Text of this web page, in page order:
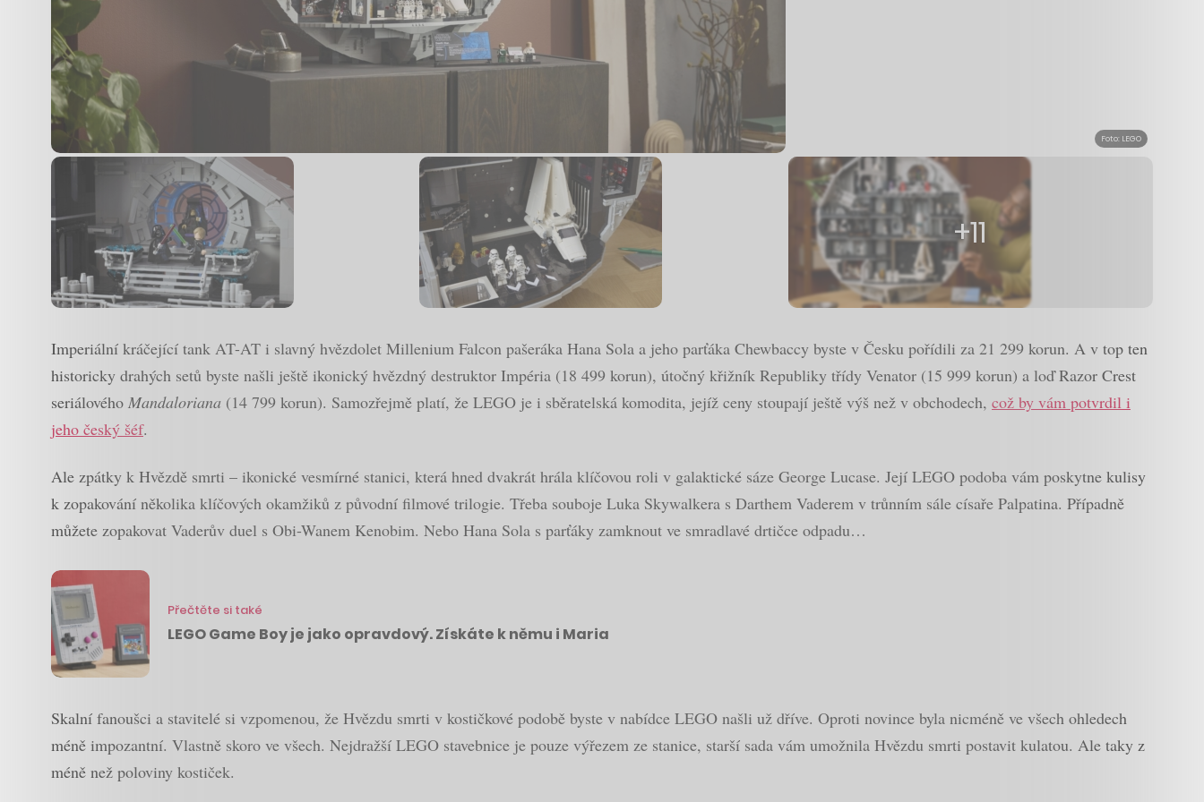
Foto: LEGO
+11
Imperiální kráčející tank AT-AT i slavný hvězdolet Millenium Falcon pašeráka Hana Sola a jeho parťáka Chewbaccy byste v Česku pořídili za 21 299 korun. A v top ten
historicky drahých setů byste našli ještě ikonický hvězdný destruktor Impéria (18 499 korun), útočný křižník Republiky třídy Venator (15 999 korun) a loď Razor Crest
seriálového Mandaloriana (14 799 korun). Samozřejmě platí, že LEGO je i sběratelská komodita, jejíž ceny stoupají ještě výš než v obchodech, což by vám potvrdil i
jeho český šéf.
Ale zpátky k Hvězdě smrti – ikonické vesmírné stanici, která hned dvakrát hrála klíčovou roli v galaktické sáze George Lucase. Její LEGO podoba vám poskytne kulisy
k zopakování několika klíčových okamžiků z původní filmové trilogie. Třeba souboje Luka Skywalkera s Darthem Vaderem v trůnním sále císaře Palpatina. Případně
můžete zopakovat Vaderův duel s Obi-Wanem Kenobim. Nebo Hana Sola s parťáky zamknout ve smradlavé drtičce odpadu…
Přečtěte si také
LEGO Game Boy je jako opravdový. Získáte k němu i Maria
Skalní fanoušci a stavitelé si vzpomenou, že Hvězdu smrti v kostičkové podobě byste v nabídce LEGO našli už dříve. Oproti novince byla nicméně ve všech ohledech
méně impozantní. Vlastně skoro ve všech. Nejdražší LEGO stavebnice je pouze výřezem ze stanice, starší sada vám umožnila Hvězdu smrti postavit kulatou. Ale taky z
méně než poloviny kostiček.